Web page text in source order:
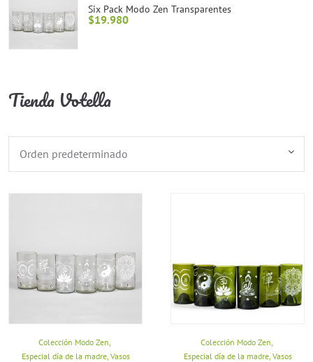
Six Pack Modo Zen Transparentes
$19.980
Tienda Votella
Colección Modo Zen
Especial día de la madre, Vasos
Colección Modo Zen
Especial día de la madre, Vasos